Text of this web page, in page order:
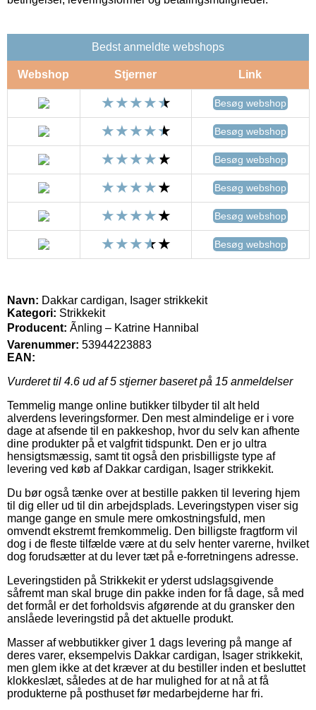
Bedst anmeldte webshops
Webshop Stjerner Link
Besøg webshop
Besøg webshop
Besøg webshop
Besøg webshop
Besøg webshop
Besøg webshop
Navn: Dakkar cardigan, Isager strikkekit
Kategori: Strikkekit
Producent: Ãnling – Katrine Hannibal
Varenummer: 53944223883
EAN:
Vurderet til 4.6 ud af 5 stjerner baseret på 15 anmeldelser
Temmelig mange online butikker tilbyder til alt held
alverdens leveringsformer. Den mest almindelige er i vore
dage at afsende til en pakkeshop, hvor du selv kan afhente
dine produkter på et valgfrit tidspunkt. Den er jo ultra
hensigtsmæssig, samt tit også den prisbilligste type af
levering ved køb af Dakkar cardigan, Isager strikkekit.
Du bør også tænke over at bestille pakken til levering hjem
til dig eller ud til din arbejdsplads. Leveringstypen viser sig
mange gange en smule mere omkostningsfuld, men
omvendt ekstremt fremkommelig. Den billigste fragtform vil
dog i de fleste tilfælde være at du selv henter varerne, hvilket
dog forudsætter at du lever tæt på e-forretningens adresse.
Leveringstiden på Strikkekit er yderst udslagsgivende
såfremt man skal bruge din pakke inden for få dage, så med
det formål er det forholdsvis afgørende at du gransker den
anslåede leveringstid på det aktuelle produkt.
Masser af webbutikker giver 1 dags levering på mange af
deres varer, eksempelvis Dakkar cardigan, Isager strikkekit,
men glem ikke at det kræver at du bestiller inden et besluttet
klokkeslæt, således at de har mulighed for at nå at få
produkterne på posthuset før medarbejderne har fri.